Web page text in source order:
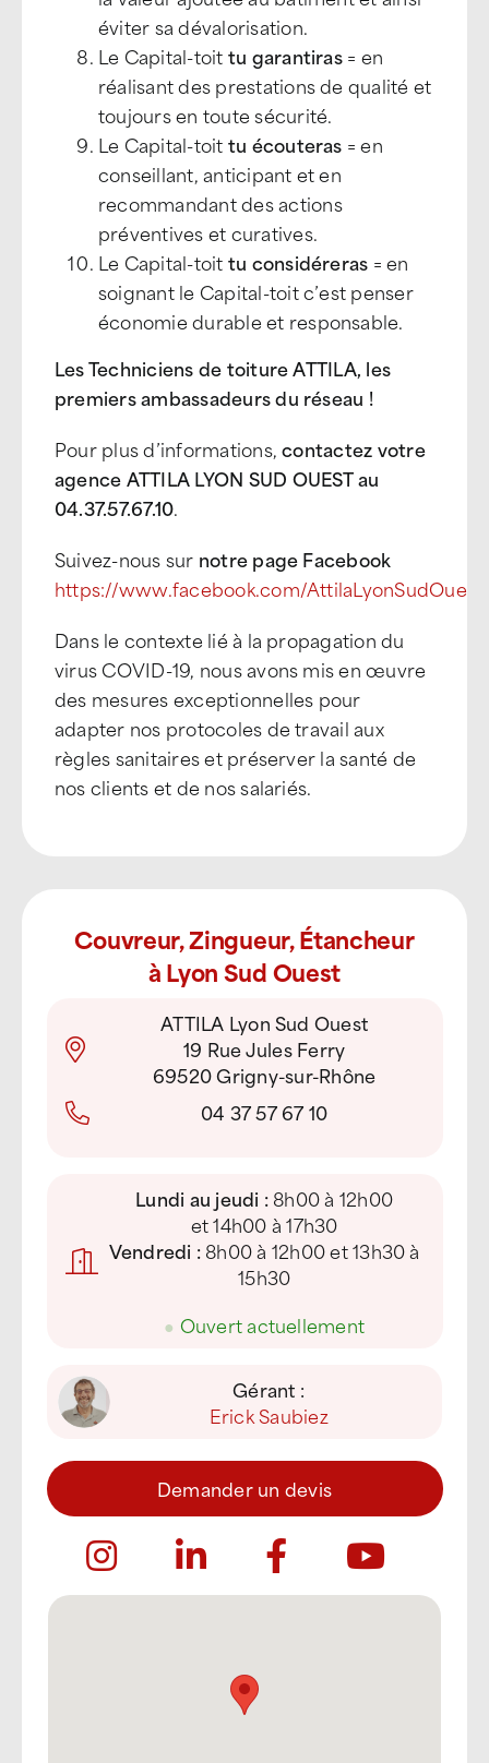
éviter sa dévalorisation.
Le Capital-toittu garantiras= en
réalisant des prestations de qualité et
toujours en toute sécurité.
Le Capital-toittu écouteras = en
conseillant, anticipant et en
recommandant des actions
préventives et curatives.
Le Capital-toittu considéreras = en
soignant le Capital-toit c’est penser
économie durable et responsable.
Les Techniciens de toiture ATTILA, les
premiers ambassadeurs du réseau !
Pour plus d’informations,contactez votre
agence ATTILA LYON SUD OUEST au
04.37.57.67.10.
Suivez-nous sur notre page Facebook
https://www.facebook.com/
Dans le contexte lié à la propagation du
virus COVID-19, nous avons mis en œuvre
des mesures exceptionnelles pour
adapter nos protocoles de travail aux
règles sanitaires et préserver la santé de
nos clients et de nos salariés.
Couvreur, Zingueur, Étancheur
à Lyon Sud Ouest
ATTILA Lyon Sud Ouest
19 Rue Jules Ferry
69520 Grigny-sur-Rhône
04 37 57 67 10
Lundi au jeudi :8h00 à 12h00
et 14h00 à 17h30
Vendredi :8h00 à 12h00 et 13h30 à
15h30
● Ouvert actuellement
Gérant :
Erick Saubiez
Demander un devis